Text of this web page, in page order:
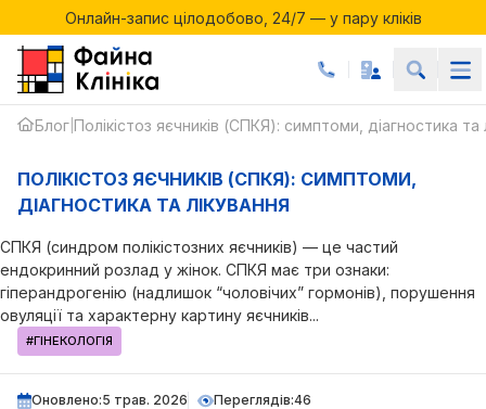
Онлайн-запис цілодобово, 24/7 — у пару кліків
Онлайн-запис цілодобово, 24/7 — у пару кліків
Блог Полікістоз яєчників (СПКЯ): симптоми, діагностика та
СПКЯ
ПОЛІКІСТОЗ
ЯЄЧНИКІВ
ПОЛІКІСТОЗ ЯЄЧНИКІВ (СПКЯ): СИМПТОМИ,
ДІАГНОСТИКА ТА ЛІКУВАННЯ
СПКЯ (синдром полікістозних яєчників) — це частий
ендокринний розлад у жінок. СПКЯ має три ознаки:
гіперандрогенію (надлишок “чоловічих” гормонів), порушення
овуляції та характерну картину яєчників...
#ГІНЕКОЛОГІЯ
Оновлено:5 трав. 2026 Переглядів:46